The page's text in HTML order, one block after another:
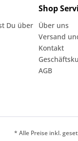
Du über
Shop
Über uns
Versand
Kontakt
AGB
* Alle Preise inkl.